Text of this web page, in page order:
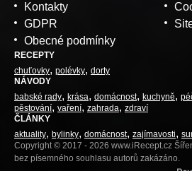
Kontakty
GDPR
Obecné podmínky
RECEPTY
chuťovky polévky dorty
NÁVODY
babské rady
krása domácnost kuchyně
pěstování vaření zahrada zdraví
ČLÁNKY
aktuality
bylinky domácnost zajímavosti
Copyright © 2017 - 2026 www.iRecept.cz
bez písemného souhlasu autorů zakázáno.